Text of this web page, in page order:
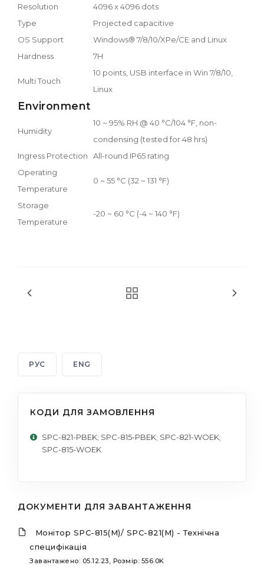
Resolution
4096 x 4096 dots
Type
Projected capacitive
OS Support
Windows® 7/8/10/XPe/CE and Linux
Hardness
7H
Multi Touch
10 points, USB interface in Win 7/8/10,
Linux
Environment
Humidity
10 ~ 95% RH @ 40 °C/104 °F, non-
condensing (tested for 48 hrs)
Ingress Protection
All-round IP65 rating
Operating
Temperature
0 ~ 55 °C (32 ~ 131 °F)
Storage
Temperature
-20 ~ 60 °C (-4 ~ 140 °F)
РУС ENG
КОДИ ДЛЯ ЗАМОВЛЕННЯ
SPC-821-PBEK; SPC-815-PBEK; SPC-821-WOEK;
SPC-815-WOEK
ДОКУМЕНТИ ДЛЯ ЗАВАНТАЖЕННЯ
Монітор SPC-815(M)/ SPC-821(M) - Технічна
специфікація
Завантажено: 05.12.23, Розмір: 556.0K